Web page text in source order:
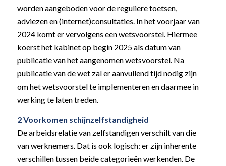
worden aangeboden voor de reguliere toetsen,
adviezen en (internet)consultaties. In het voorjaar van
2024 komt er vervolgens een wetsvoorstel. Hiermee
koerst het kabinet op begin 2025 als datum van
publicatie van het aangenomen wetsvoorstel. Na
publicatie van de wet zal er aanvullend tijd nodig zijn
om het wetsvoorstel te implementeren en daarmee in
werking te laten treden.
2 Voorkomen schijnzelfstandigheid
De arbeidsrelatie van zelfstandigen verschilt van die
van werknemers. Dat is ook logisch: er zijn inherente
verschillen tussen beide categorieën werkenden. De